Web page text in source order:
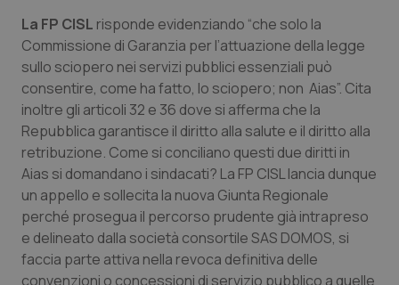
Tumore al seno
Tumore ovarico
Tumori del Polmone & Testa Collo
Tumori gastrointestinali
Ulcera & Reflusso
Vaccini
La FP CISL risponde evidenziando “che solo la
Commissione di Garanzia per l’attuazione della legge
sullo sciopero nei servizi pubblici essenziali può
consentire, come ha fatto, lo sciopero; non Aias”. Cita
inoltre gli articoli 32 e 36 dove si afferma che la
Repubblica garantisce il diritto alla salute e il diritto alla
retribuzione. Come si conciliano questi due diritti in
Aias si domandano i sindacati? La FP CISL lancia dunque
un appello e sollecita la nuova Giunta Regionale
perché prosegua il percorso prudente già intrapreso
e delineato dalla società consortile SAS DOMOS, si
faccia parte attiva nella revoca definitiva delle
convenzioni o concessioni di servizio pubblico a quelle